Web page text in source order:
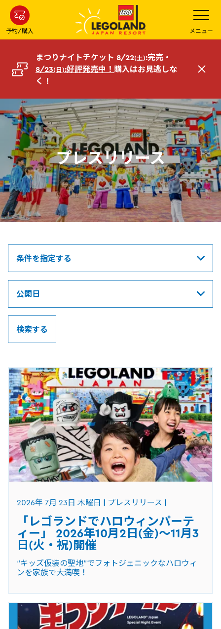
ン
コ
へ
予約/購入
メ
ニ
ュ
ー
を
開
メニュー
まつりナイトチケット 8/22(土):完売・
8/23(日):好評発売中！ 購入はお見逃しな
く！
閉
プレスリリース
条件を指定する
公開日
2026年 7月 23日 木曜日 プレスリリース
「レゴランドでハロウィンパーテ
ィー」 2026年10月2日(金)～11月3
日(火・祝)開催
“キッズ仮装の聖地”でフォトジェニックなハロウィ
ンを家族で大満喫！